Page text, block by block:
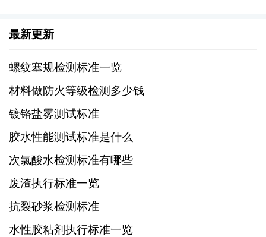
别。
6、GB 5085.5-2007：《危险废物鉴别标准
毒性鉴别》，针对具有毒性的废渣进行鉴别。
感染性鉴别》，针对具有感染性的废渣进行鉴
别。
不同地区根据自身的地理环境、经济发展水平
最新更新
螺纹塞规检测标准一览
材料做防火等级检测多少钱
镀铬盐雾测试标准
胶水性能测试标准是什么
次氯酸水检测标准有哪些
废渣执行标准一览
抗裂砂浆检测标准
水性胶粘剂执行标准一览